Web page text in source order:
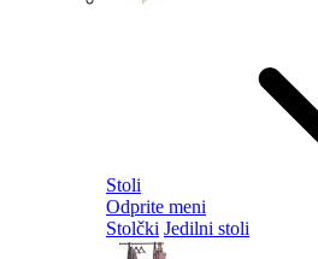
Stoli
Odprite meni
Stolčki Jedilni stoli